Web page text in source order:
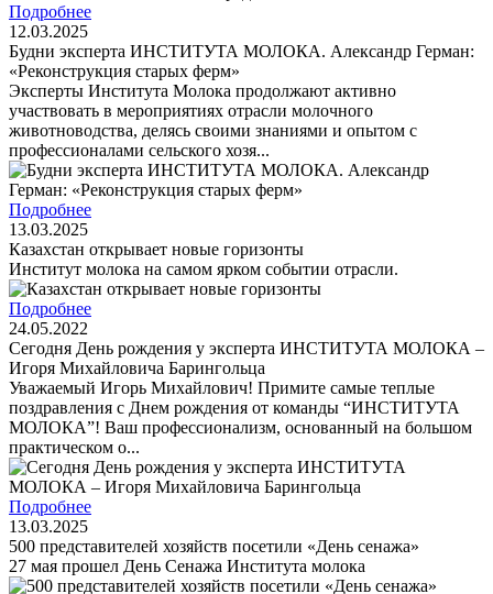
Подробнее
12.03.2025
Будни эксперта ИНСТИТУТА МОЛОКА. Александр Герман:
«Реконструкция старых ферм»
Эксперты Института Молока продолжают активно
участвовать в мероприятиях отрасли молочного
животноводства, делясь своими знаниями и опытом с
профессионалами сельского хозя...
Подробнее
13.03.2025
Казахстан открывает новые горизонты
Институт молока на самом ярком событии отрасли.
Подробнее
24.05.2022
Сегодня День рождения у эксперта ИНСТИТУТА МОЛОКА –
Игоря Михайловича Барингольца
Уважаемый Игорь Михайлович! Примите самые теплые
поздравления с Днем рождения от команды “ИНСТИТУТА
МОЛОКА”! Ваш профессионализм, основанный на большом
практическом о...
Подробнее
13.03.2025
500 представителей хозяйств посетили «День сенажа»
27 мая прошел День Cенажа Института молока